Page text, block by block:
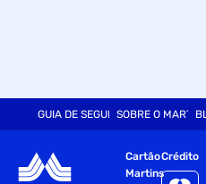
GUIA DE SEGURANÇASOBRE O MARTINS
Cartão
Martins
Crédito